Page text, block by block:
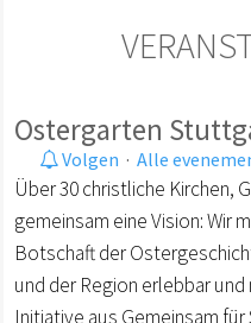
Ostergarten
Volgen · Alle
Über 30 christliche Kirchen,
gemeinsam eine Vision: Wir
Botschaft der
und der Region erlebbar
Initiative aus Gemeinsam